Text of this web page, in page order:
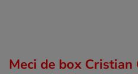
Meci de box